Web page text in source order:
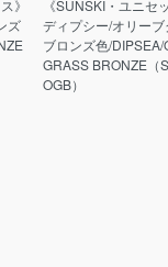
》
ズ
《SUNSKI・ユニセ
ディプシー/オリー
ブロンズ色/DIPSEA/
GRASS BRONZE（
OGB）